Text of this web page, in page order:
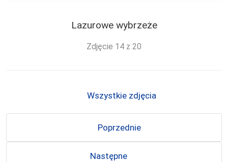
Lazurowe wybrzeże
Zdjęcie 14 z 20
Poprzednie
Wszystkie zdjęcia
Następne